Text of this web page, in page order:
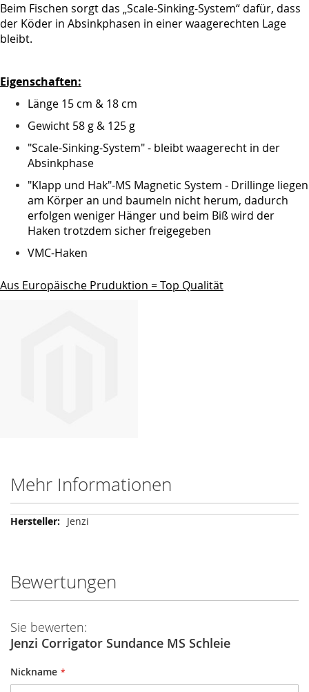
Beim Fischen sorgt das „Scale-Sinking-System“ dafür, dass
der Köder in Absinkphasen in einer waagerechten Lage
bleibt.
Eigenschaften:
Länge 15 cm & 18 cm
Gewicht 58 g & 125 g
"Scale-Sinking-System" - bleibt waagerecht in der
Absinkphase
"Klapp und Hak"-MS Magnetic System - Drillinge liegen
am Körper an und baumeln nicht herum, dadurch
erfolgen weniger Hänger und beim Biß wird der
Haken trotzdem sicher freigegeben
VMC-Haken
Aus Europäische Pruduktion = Top Qualität
Mehr Informationen
Mehr
Jenzi
Bewertungen
Sie bewerten:
Jenzi Corrigator Sundance MS Schleie
Nickname